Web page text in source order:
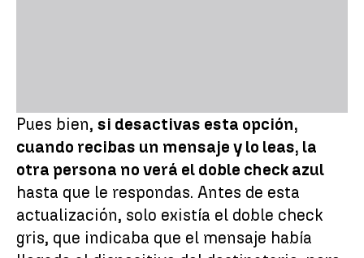
Pues bien, si desactivas esta opción,
cuando recibas un mensaje y lo leas, la
otra persona no verá el doble check azul
hasta que le respondas. Antes de esta
actualización, solo existía el doble check
gris, que indicaba que el mensaje había